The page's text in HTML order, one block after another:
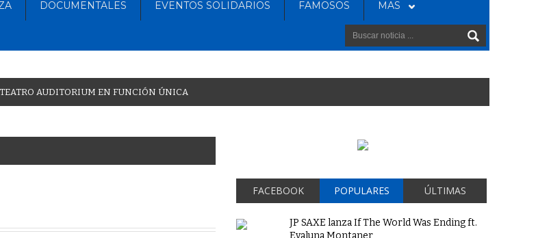
DOCUMENTALES EVENTOS SOLIDARIOS FAMOSOS MAS
TEATRO AUDITORIUM EN FUNCIÓN ÚNICA
FACEBOOK POPULARES ÚLTIMAS
JP SAXE lanza If The World Was Ending ft.